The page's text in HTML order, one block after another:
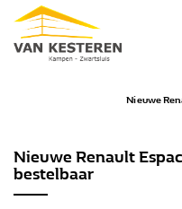
Nieuwe
Nieuwe Renault
bestelbaar